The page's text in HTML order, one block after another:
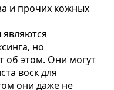
и прочих кожных
но
об этом. Они могут
воск для
они даже не